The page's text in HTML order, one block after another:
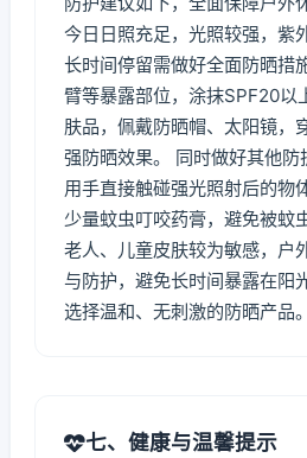
今日日照充足，光照较强，紫
长时间停留需做好全面防晒措
臂等暴露部位，涂抹SPF20以
肤品，佩戴防晒帽、太阳镜，
强防晒效果。 同时做好其他
用手直接触碰强光照射后的物
少量蚊虫叮咬药膏，避免被蚊
老人、儿童皮肤较为敏感，户
与防护，避免长时间暴露在阳
选择温和、无刺激的防晒产品。
七、健康与温馨提示